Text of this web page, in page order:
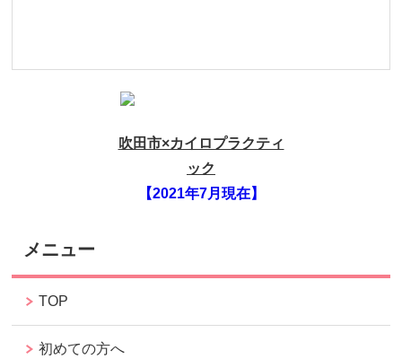
吹田市×カイロプラクティ
ック
【2021年7月現在】
メニュー
TOP
初めての方へ